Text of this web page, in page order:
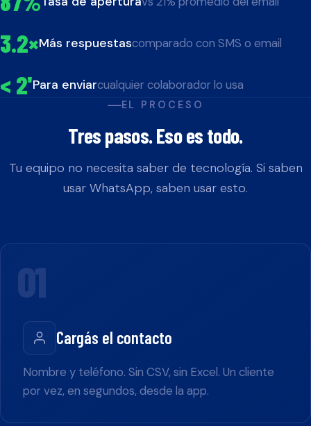
3.2×Más respuestascomparado con SMS o email
< 2'Para enviarcualquier colaborador lo usa
EL PROCESO
Tres pasos. Eso es todo.
Tu equipo no necesita saber de tecnología. Si saben
usar WhatsApp, saben usar esto.
01
Cargás el contacto
Nombre y teléfono. Sin CSV, sin Excel. Un cliente
por vez, en segundos, desde la app.